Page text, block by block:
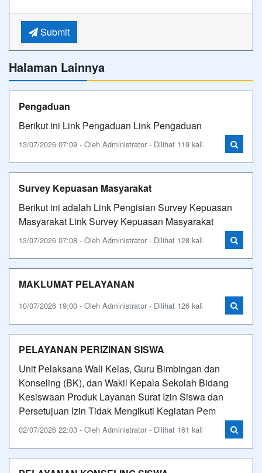
Submit
Halaman Lainnya
Pengaduan
Berikut ini Link Pengaduan Link Pengaduan
13/07/2026 07:09 - Oleh Administrator - Dilihat 119 kali
Survey Kepuasan Masyarakat
Berikut ini adalah Link Pengisian Survey Kepuasan
Masyarakat Link Survey Kepuasan Masyarakat
13/07/2026 07:08 - Oleh Administrator - Dilihat 128 kali
MAKLUMAT PELAYANAN
10/07/2026 19:00 - Oleh Administrator - Dilihat 126 kali
PELAYANAN PERIZINAN SISWA
Unit Pelaksana Wali Kelas, Guru Bimbingan dan
Konseling (BK), dan Wakil Kepala Sekolah Bidang
Kesiswaan Produk Layanan Surat Izin Siswa dan
Persetujuan Izin Tidak Mengikuti Kegiatan Pem
02/07/2026 22:03 - Oleh Administrator - Dilihat 161 kali